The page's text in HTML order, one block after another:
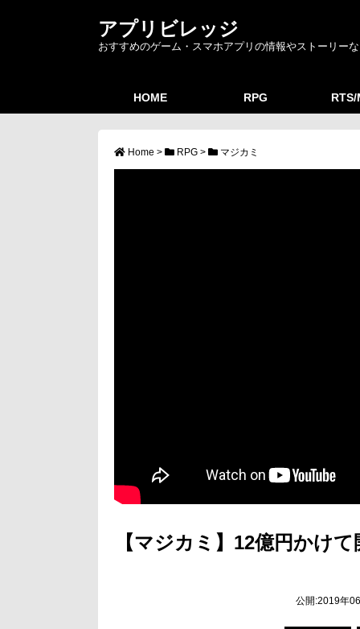
アプリビレッジ
おすすめのゲーム・スマホアプリの情報やストーリー
HOME RPG
Home > RPG > マジカミ
【マジカミ】12億円かけ
公開:2019年